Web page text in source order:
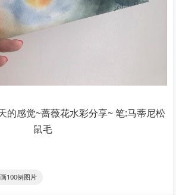
的感觉~蔷薇花水彩分享~ 笔:马蒂尼松
鼠毛
100例图片